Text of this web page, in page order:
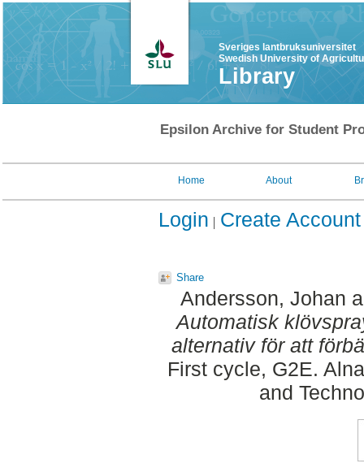
Sveriges lantbruksuniversitet
Swedish University of
Library
Epsilon Archive for Student
Home About
Login Create Account
Share
Andersson, Johan
Automatisk
alternativ för att
First cycle, G2E.
and